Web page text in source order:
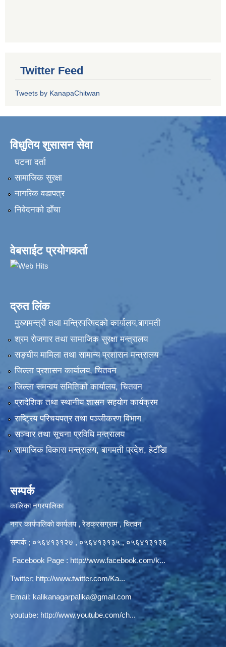
Twitter Feed
Tweets by KanapaChitwan
विधुतिय शुसासन सेवा
घटना दर्ता
सामाजिक सुरक्षा
नागरिक वडापत्र
निवेदनकाे ढाँचा
वेबसाईट प्रयोगकर्ता
द्रुत लिंक
मुख्यमन्त्री तथा मन्त्रिपरिषदको कार्यालय,बागमती
श्रम रोजगार तथा सामाजिक सुरक्षा मन्त्रालय
सङ्‍घीय मामिला तथा सामान्य प्रशासन मन्त्रालय
जिल्ला प्रशासन कार्यालय, चितवन
जिल्ला समन्वय समितिको कार्यालय, चितवन
प्रादेशिक तथा स्थानीय शासन सहयोग कार्यक्रम
राष्ट्रिय परिचयपत्र तथा पञ्‍जीकरण विभाग
सञ्‍चार तथा सूचना प्रविधि मन्त्रालय
सामाजिक विकास मन्त्रालय, बागमती प्रदेश, हेटौँडा
सम्पर्क
कालिका नगरपालिका
नगर कार्यपालिकाे कार्यलय‍ , रेडक्रसग्राम , चितवन
सम्पर्क ; ०५६४१३१२७ , ०५६४१३१३५ , ०५६४१३१३६
Facebook Page : http://www.facebook.com/k...
Twitter; http://www.twitter.com/Ka...
Email: kalikanagarpalika@gmail.com
youtube: http://www.youtube.com/ch...